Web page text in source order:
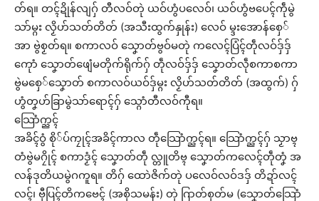
တ်ရ။ တၚ်ဍိုန်လျဂှ် တီလဝ်တုဲ ယဝ်ဟွံပလေဝ်၊ ယဝ်ဟွံဗပေၚ်ကဵုမွဲ
သာ်မ္ဂး လၟိဟ်သတ်တိတ် (အသီးထွက်နှုန်း) လေဝ် မ္ဒးအောန်စှေ်
အာ ဗွဲစၟတ်ရ။ စကာလဝ် သၞောတ်ဗွဝ်မတုဲ ကလေၚ်ပြံၚ်တဵုလဝ်ဒှ်ဒှ်
ကေုာံ သၞောတ်ဖျေံမတိုက်ရိုက်ဂှ် တဵုလဝ်ဒှ်ဒှ် သၞောတ်လဵုစကာစကာ
ဗွဲမစှေ်သၞောတ် စကာလဝ်ယဝ်ဒှ်မ္ဂး လၟိဟ်သတ်တိတ် (အထွက်) ဂှ်
ဟွံတၞဟ်ခြာမွဲသာ်ရောၚ်ဂှ် သ္ဂောံတီလဝ်ကီုရ။
သြောံက္ညၚ်
အခိၚ်ဝွံ စို်ပ်ကၠုၚ်အခိၚ်ကာလ တဵုသြောံက္ညၚ်ရ။ သြောံက္ညၚ်ဂှ် သၟာဗ္ၚ
တံဗွဲမဂၠိုၚ် စကာဒၟံၚ် သၞောတ်တဵု လ္တူတိဗ္ၚ သၞောတ်ကလေၚ်တဵုတၞံ အ
လန်ဒုတိယမွဲဂကူရ။ တိဂှ် ထောဲဇိက်တုဲ ပလေဝ်လဝ်ဒဒှ် တိဍာ်လၚ်
လၚ်၊ ဗီုပြၚ်တိကဗေၚ် (အစိုသမန်း) တုဲ ဂြာတ်စုတ်မ (သၞောတ်သြောံ